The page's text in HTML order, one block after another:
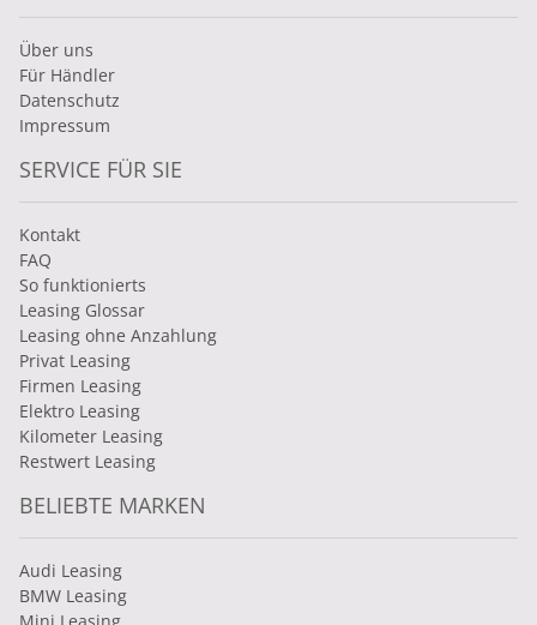
Über uns
Für Händler
Datenschutz
Impressum
SERVICE FÜR SIE
Kontakt
FAQ
So funktionierts
Leasing Glossar
Leasing ohne Anzahlung
Privat Leasing
Firmen Leasing
Elektro Leasing
Kilometer Leasing
Restwert Leasing
BELIEBTE MARKEN
Audi Leasing
BMW Leasing